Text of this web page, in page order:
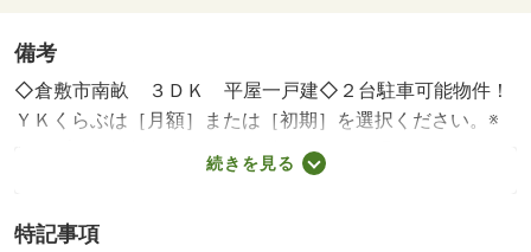
備考
◇倉敷市南畝 ３ＤＫ 平屋一戸建◇２台駐車可能物件！
ＹＫくらぶは［月額］または［初期］を選択ください。※
月額プランを契約から１年未満で解約する場合は違約金４
５，０００円がかかります。室内設備はエアコン・脱衣所
は３ＤＫの間取りが非常にお勧めです。【駐２台可】自分
続きを見る
特記事項